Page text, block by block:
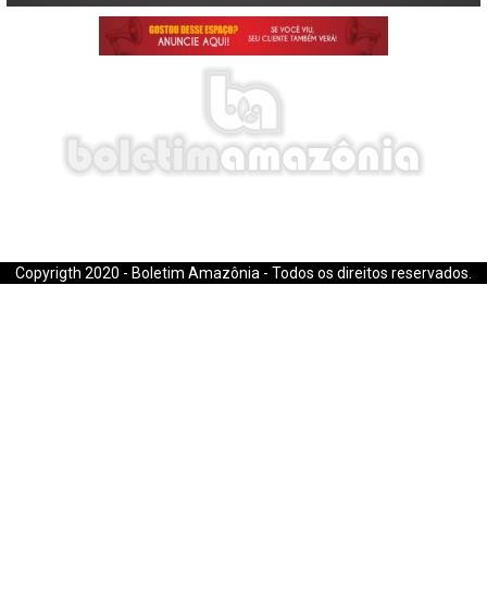
Copyrigth 2020 - Boletim Amazônia - Todos os direitos reservados.